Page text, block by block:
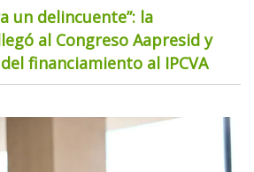
un delincuente”: la
al Congreso Aapresid y
financiamiento al IPCVA